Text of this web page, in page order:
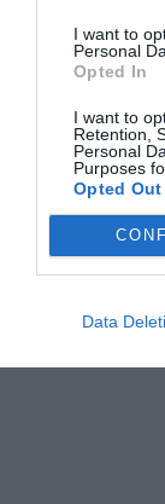
I want to
Personal
Opted In
I want to
Retention,
Personal
Purposes
Opted Out
Data